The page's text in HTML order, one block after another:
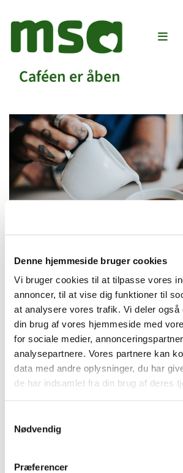
Denne hjemmeside bruger cookies
Vi bruger cookies til at tilpasse vores
annoncer, til at vise dig funktioner til
at analysere vores trafik. Vi deler også
din brug af vores hjemmeside med
for sociale medier,
analysepartnere. Vores partnere kan
data med andre oplysninger, du har
de har indsamlet fra din brug af deres
Nødvendig
Præferencer
Caféen er åben
Torsdag 3. juni 2027, kl.
Cafe, Rigensgade 21, 1316